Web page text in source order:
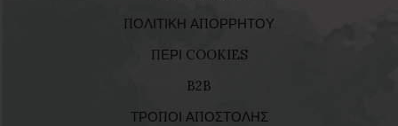
ΠΟΛΙΤΙΚΗ ΑΠΟΡΡΗΤΟΥ
ΠΕΡΙ COOKIES
B2B
ΤΡΟΠΟΙ ΑΠΟΣΤΟΛΗΣ